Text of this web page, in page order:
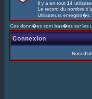
Il y a en tout 14
Le record du nombre
Utilisateurs enregistr�s
Ces donn�es sont bas�es sur les
Connexion
Nom